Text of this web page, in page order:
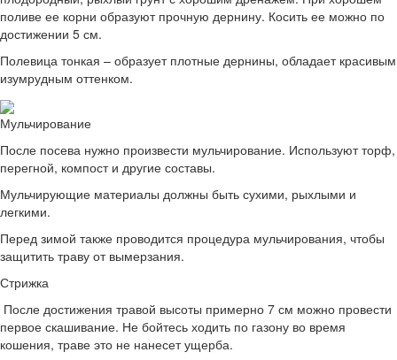
поливе ее корни образуют прочную дернину. Косить ее можно по
достижении 5 см.
Полевица тонкая – образует плотные дернины, обладает красивым
изумрудным оттенком.
Мульчирование
После посева нужно произвести мульчирование. Используют торф,
перегной, компост и другие составы.
Мульчирующие материалы должны быть сухими, рыхлыми и
легкими.
Перед зимой также проводится процедура мульчирования, чтобы
защитить траву от вымерзания.
Стрижка
После достижения травой высоты примерно 7 см можно провести
первое скашивание. Не бойтесь ходить по газону во время
кошения, траве это не нанесет ущерба.